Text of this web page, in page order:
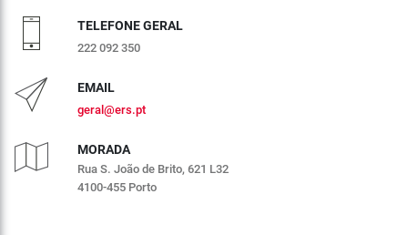
TELEFONE GERAL
222 092 350
EMAIL
geral@ers.pt
MORADA
Rua S. João de Brito, 621 L32
4100-455 Porto